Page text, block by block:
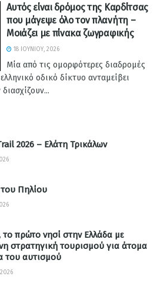
Αυτός είναι δρόμος της Καρδίτσας
που μάγεψε όλο τον πλανήτη –
Μοιάζει με πίνακα ζωγραφικής
18 ΙΟΥΝΊΟΥ, 2026
Μία από τις ομορφότερες διαδρομές
οδικό δίκτυο ανταμείβει
2026 – Ελάτη Τρικάλων
Πηλίου
το πρώτο νησί στην Ελλάδα με
στρατηγική τουρισμού για άτομα
του αυτισμού